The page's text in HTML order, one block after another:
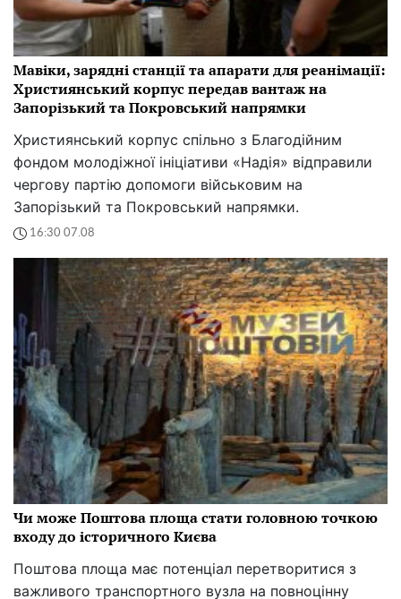
Мавіки, зарядні станції та апарати для реанімації:
Християнський корпус передав вантаж на
Запорізький та Покровський напрямки
Християнський корпус спільно з Благодійним
фондом молодіжної ініціативи «Надія» відправили
чергову партію допомоги військовим на
Запорізький та Покровський напрямки.
16:30 07.08
Чи може Поштова площа стати головною точкою
входу до історичного Києва
Поштова площа має потенціал перетворитися з
важливого транспортного вузла на повноцінну